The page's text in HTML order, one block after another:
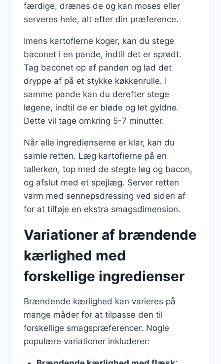
færdige, drænes de og kan moses eller
serveres hele, alt efter din præference.
Imens kartoflerne koger, kan du stege
baconet i en pande, indtil det er sprødt.
Tag baconet op af panden og lad det
dryppe af på et stykke køkkenrulle. I
samme pande kan du derefter stege
løgene, indtil de er bløde og let gyldne.
Dette vil tage omkring 5-7 minutter.
Når alle ingredienserne er klar, kan du
samle retten. Læg kartoflerne på en
tallerken, top med de stegte løg og bacon,
og afslut med et spejlæg. Server retten
varm med sennepsdressing ved siden af
for at tilføje en ekstra smagsdimension.
Variationer af brændende
kærlighed med
forskellige ingredienser
Brændende kærlighed kan varieres på
mange måder for at tilpasse den til
forskellige smagspræferencer. Nogle
populære variationer inkluderer: